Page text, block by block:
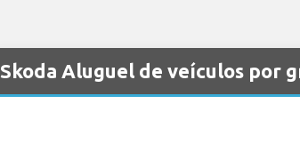
Skoda Aluguel de veículos por